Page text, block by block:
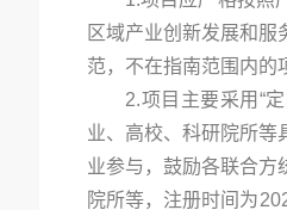
区域产业创新发展和
范，不在指南范围内的
2.项目主要采用“
业、高校、科研院所等
业参与，鼓励各联合方
院所等，注册时间为